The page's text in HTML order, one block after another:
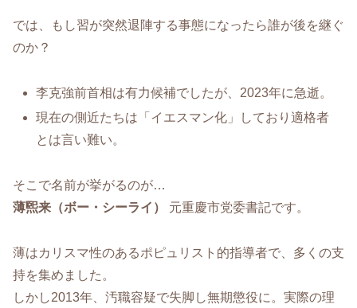
では、もし習が突然退陣する事態になったら誰が後を継ぐ
のか？
李克強前首相は有力候補でしたが、2023年に急逝。
現在の側近たちは「イエスマン化」しており適格者
とは言い難い。
そこで名前が挙がるのが…
薄煕来（ボー・シーライ）
元重慶市党委書記です。
薄はカリスマ性のあるポピュリスト的指導者で、多くの支
持を集めました。
しかし2013年、汚職容疑で失脚し無期懲役に。実際の理